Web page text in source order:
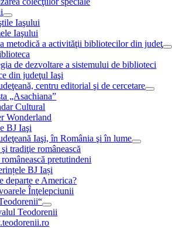
Iaşului
Iaşului
metodică a activităţii bibliotecilor din judeţ
de dezvoltare a sistemului de biblioteci
din judeţul Iaşi
centru editorial şi de cercetare
„Asachiana”
Cultural
Wonderland
BJ Iaşi
Iaşi, în România şi în lume
tradiţie românească
pretutindeni
BJ Iași
departe e America?
Înţelepciunii
Teodorenii